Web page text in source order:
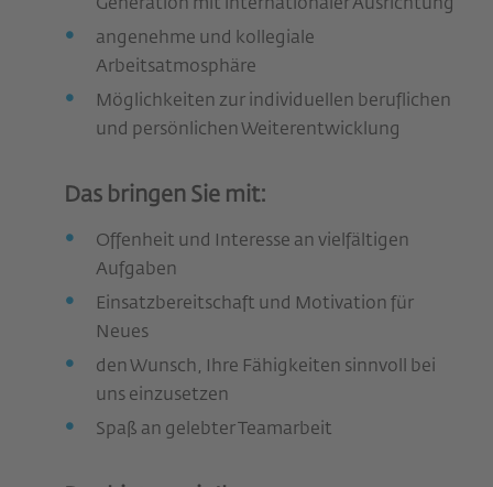
Generation mit internationaler Ausrichtung
angenehme und kollegiale
Arbeitsatmosphäre
Möglichkeiten zur individuellen beruflichen
und persönlichen Weiterentwicklung
Das bringen Sie mit:
Offenheit und Interesse an vielfältigen
Aufgaben
Einsatzbereitschaft und Motivation für
Neues
den Wunsch, Ihre Fähigkeiten sinnvoll bei
uns einzusetzen
Spaß an gelebter Teamarbeit